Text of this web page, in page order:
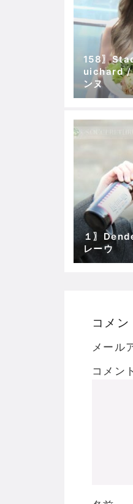
158〗
uichard /
ンヌ
１〗
レーウ
コメ
メール
コメン